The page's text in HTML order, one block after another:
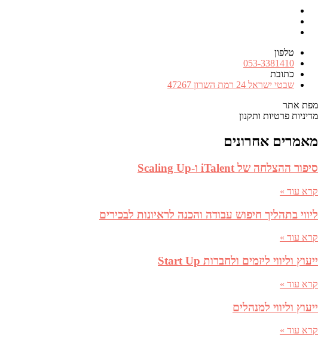
טלפון
מספר
טלפון
053-3381410
כתובת
כתובת
שבטי ישראל 24 רמת השרון 47267
מפת אתר
מדיניות פרטיות ותקנון
מאמרים אחרונים
סיפור ההצלחה של iTalent ו-Scaling Up
קרא עוד »
ליווי בתהליך חיפוש עבודה והכנה לראיונות לבכירים
קרא עוד »
ייעוץ וליווי ליזמים ולחברות Start Up
קרא עוד »
ייעוץ וליווי למנהלים
קרא עוד »